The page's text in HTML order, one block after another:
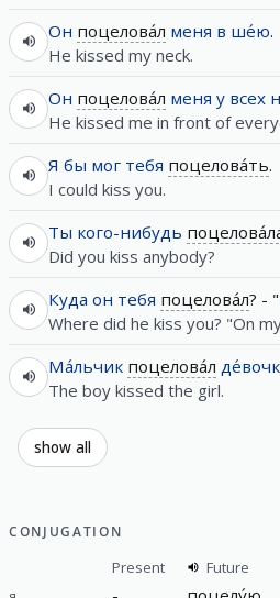
Он поцелова́л меня в ше́ю.
He kissed my neck.
Он поцелова́л меня у всех
He kissed me in front of
Я бы мог тебя поцелова́ть.
I could kiss you.
Ты кого-нибудь
Did you kiss anybody?
Куда он тебя поцелова́л? - "
Where did he kiss you? "On
Ма́льчик поцелова́л
The boy kissed the girl.
show all
CONJUGATION
Present
Future